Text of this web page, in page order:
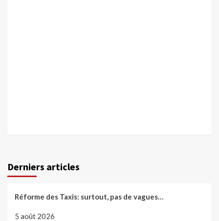
Derniers articles
Réforme des Taxis: surtout, pas de vagues…
5 août 2026